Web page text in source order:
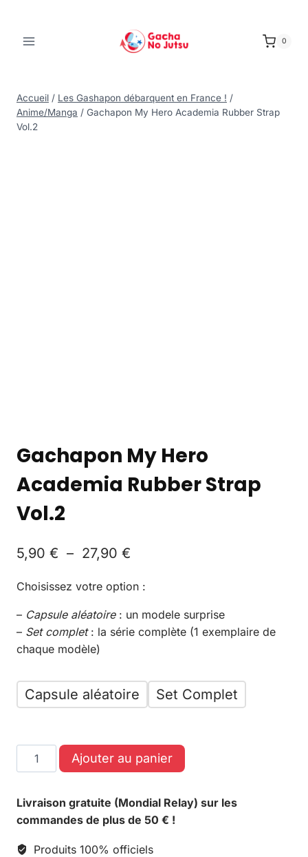
0
Accueil / Les Gashapon débarquent en France ! /
Anime/Manga / Gachapon My Hero Academia Rubber Strap
Vol.2
Gachapon My Hero
Academia Rubber Strap
Vol.2
5,90 € – 27,90 €
Choisissez votre option :
– Capsule aléatoire: un modele surprise
– Set complet: la série complète (1 exemplaire de
chaque modèle)
Capsule aléatoire Set Complet
Ajouter au panier
Livraison gratuite (Mondial Relay) sur les
commandes de plus de 50 € !
Produits 100% officiels